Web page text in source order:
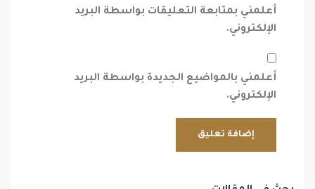
أعلمني بمتابعة التعليقات بواسطة البريد
الإلكتروني.
أعلمني بالمواضيع الجديدة بواسطة البريد
الإلكتروني.